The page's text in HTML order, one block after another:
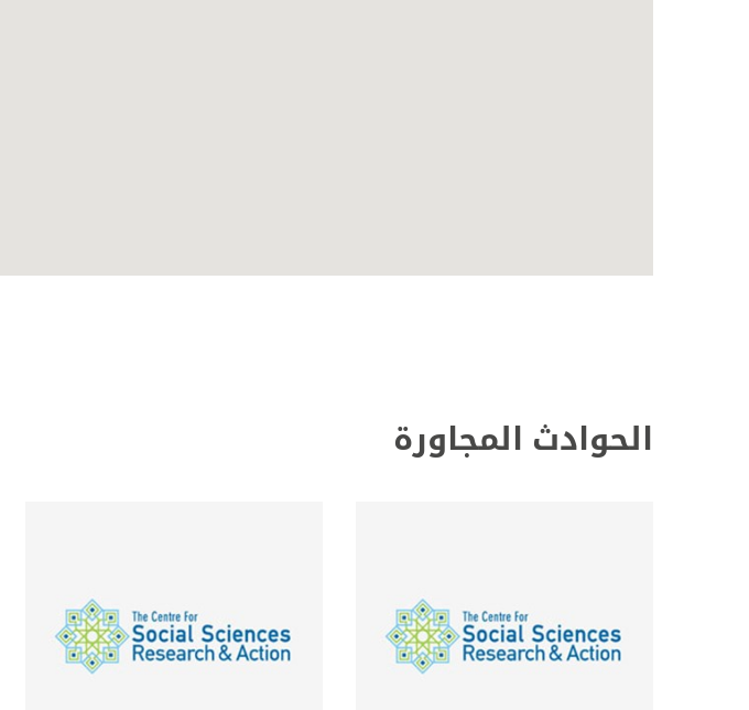
الحوادث المجاورة